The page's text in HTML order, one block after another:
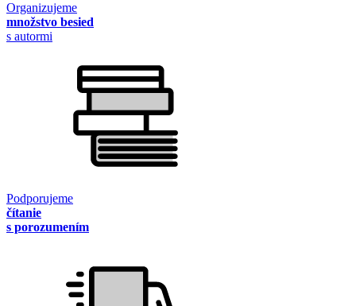
Organizujeme
množstvo besied
s autormi
Podporujeme
čítanie
s porozumením